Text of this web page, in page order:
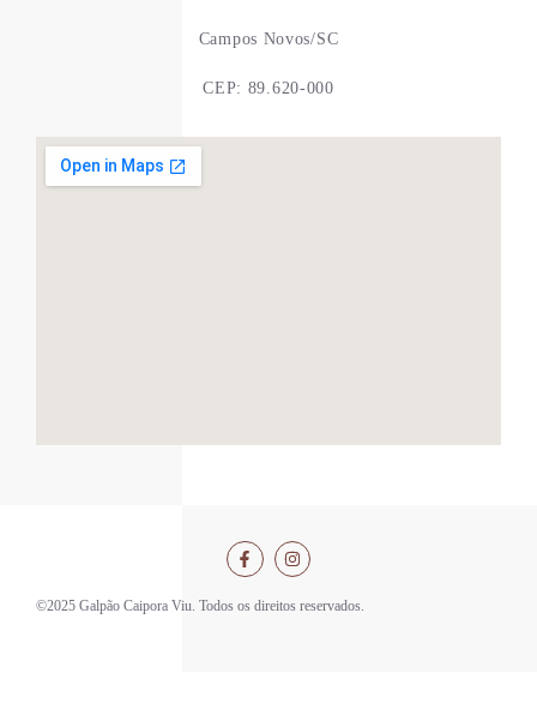
Campos Novos/SC
CEP: 89.620-000
©2025 Galpão Caipora Viu. Todos os direitos reservados.